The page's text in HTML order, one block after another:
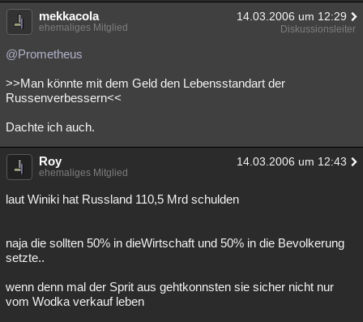
mekkacola 14.03.2006 um 12:29
ehemaliges Mitglied Diskussionsleiter
@Prometheus
>>Man könnte mit dem Geld den Lebensstandart der
Russenverbessern<<
Dachte ich auch.
Roy 14.03.2006 um 12:43
ehemaliges Mitglied
laut Winiki hat Russland 110,5 Mrd schulden
naja die sollten 50% in dieWirtschaft und 50% in die Bevolkerung
setzte..
wenn denn mal der Sprit aus gehtkonnsten sie sicher nicht nur
vom Wodka verkauf leben